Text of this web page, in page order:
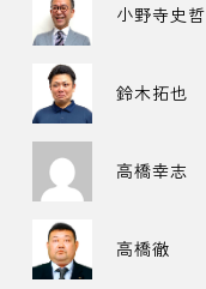
小野寺史哲
鈴木拓也
高橋幸志
高橋徹